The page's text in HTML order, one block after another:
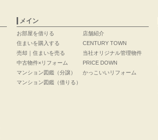
メイン
お部屋を借りる
住まいを購入する
売却｜住まいを売る
中古物件×リフォーム
マンション図鑑（分譲）
マンション図鑑（借りる）
店舗紹介
CENTURY TOWN
当社オリジナル管理物件
PRICE DOWN
かっこいいリフォーム